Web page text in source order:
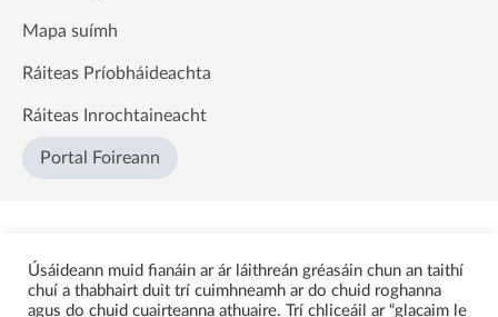
Mapa suímh
Ráiteas Príobháideachta
Ráiteas Inrochtaineacht
Portal Foireann
Úsáideann muid fianáin ar ár láithreán gréasáin chun an taithí
chuí a thabhairt duit trí cuimhneamh ar do chuid roghanna
agus do chuid cuairteanna athuaire. Trí chliceáil ar “glacaim le